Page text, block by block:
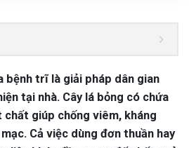
bệnh trĩ là giải pháp dân gian
tại nhà. Cây lá bỏng có chứa
chất giúp chống viêm, kháng
Cả việc dùng đơn thuần hay